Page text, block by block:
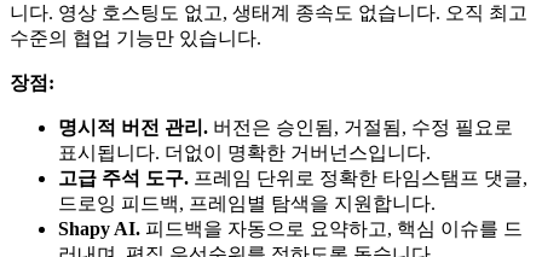
니다. 영상 호스팅도 없고, 생태계 종속도 없습니다. 오직 최고
수준의 협업 기능만 있습니다.
장점:
명시적 버전 관리. 버전은 승인됨, 거절됨, 수정 필요로
표시됩니다. 더없이 명확한 거버넌스입니다.
고급 주석 도구. 프레임 단위로 정확한 타임스탬프 댓글,
드로잉 피드백, 프레임별 탐색을 지원합니다.
Shapy AI. 피드백을 자동으로 요약하고, 핵심 이슈를 드